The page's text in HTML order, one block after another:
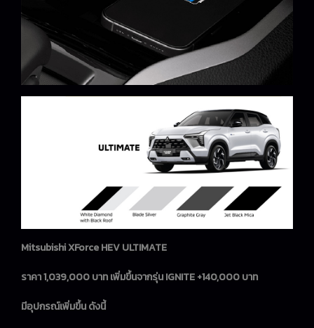
Mitsubishi XForce HEV ULTIMATE
ราคา 1,039,000 บาท เพิ่มขึ้นจากรุ่น IGNITE +140,000 บาท
มีอุปกรณ์เพิ่มขึ้น ดังนี้